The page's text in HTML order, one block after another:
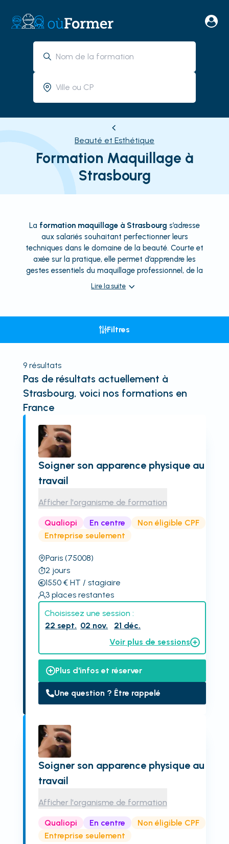
Beauté et Esthétique
Formation Maquillage à
Strasbourg
La formation maquillage à Strasbourg s’adresse
aux salariés souhaitant perfectionner leurs
techniques dans le domaine de la beauté. Courte et
axée sur la pratique, elle permet d’apprendre les
gestes essentiels du maquillage professionnel, de la
Lire la suite
Filtres
9résultats
Pas de résultats actuellement à
Strasbourg, voici nos formations en
France
Soigner son apparence physique au
travail
Afficher l'organisme de formation
Qualiopi En centre
Non éligible CPF
Entreprise seulement
Paris (75008)
2 jours
1550€ HT / stagiaire
3 places restantes
Choisissez une session :
22 sept. 02 nov.
21 déc.
Voir plus de sessions
Plus d'infos et réserver
Une question ? Être rappelé
Soigner son apparence physique au
travail
Afficher l'organisme de formation
Qualiopi En centre
Non éligible CPF
Entreprise seulement